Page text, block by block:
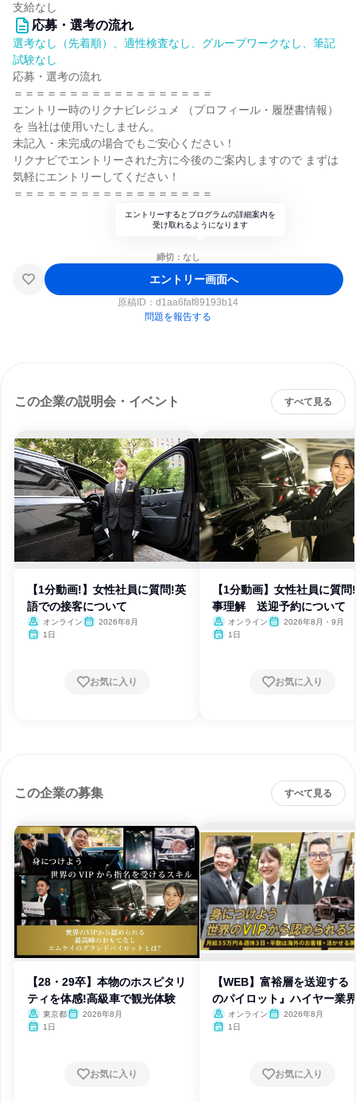
支給なし
応募・選考の流れ
選考なし（先着順）、適性検査なし、グループワークなし、筆記
試験なし
応募・選考の流れ
＝＝＝＝＝＝＝＝＝＝＝＝＝＝＝＝＝＝
エントリー時のリクナビレジュメ （プロフィール・履歴書情報）
を 当社は使用いたしません。
未記入・未完成の場合でもご安心ください！
リクナビでエントリーされた方に今後のご案内しますので まずは
気軽にエントリーしてください！
＝＝＝＝＝＝＝＝＝＝＝＝＝＝＝＝＝＝
エントリーするとプログラムの詳細案内を
受け取れるようになります
締切：なし
エントリー画面へ
原稿ID： d1aa6faf89193b14
問題を報告する
この企業の説明会・イベント すべて見る
【1分動画!】女性社員に質問!英
語での接客について
オンライン
2026年8月
1日
お気に入り
【1分動画】女性社員に質問
事理解 送迎予約について
オンライン
2026年8月・9月
1日
お気に入り
この企業の募集 すべて見る
【28・29卒】本物のホスピタリ
ティを体感!高級車で観光体験
東京都
2026年8月
1日
お気に入り
【WEB】富裕層を送迎する
のパイロット』ハイヤー業
は
オンライン
2026年8月
1日
お気に入り